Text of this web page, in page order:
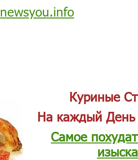
newsyou.info
Куриные
На каждый
Самое